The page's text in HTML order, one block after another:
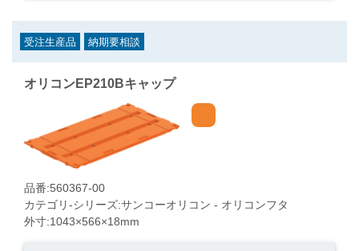
受注生産品 納期要相談
オリコンEP210Bキャップ
品番:560367-00
カテゴリ-シリーズ:サンコーオリコン - オリコンフタ
外寸:1043×566×18mm